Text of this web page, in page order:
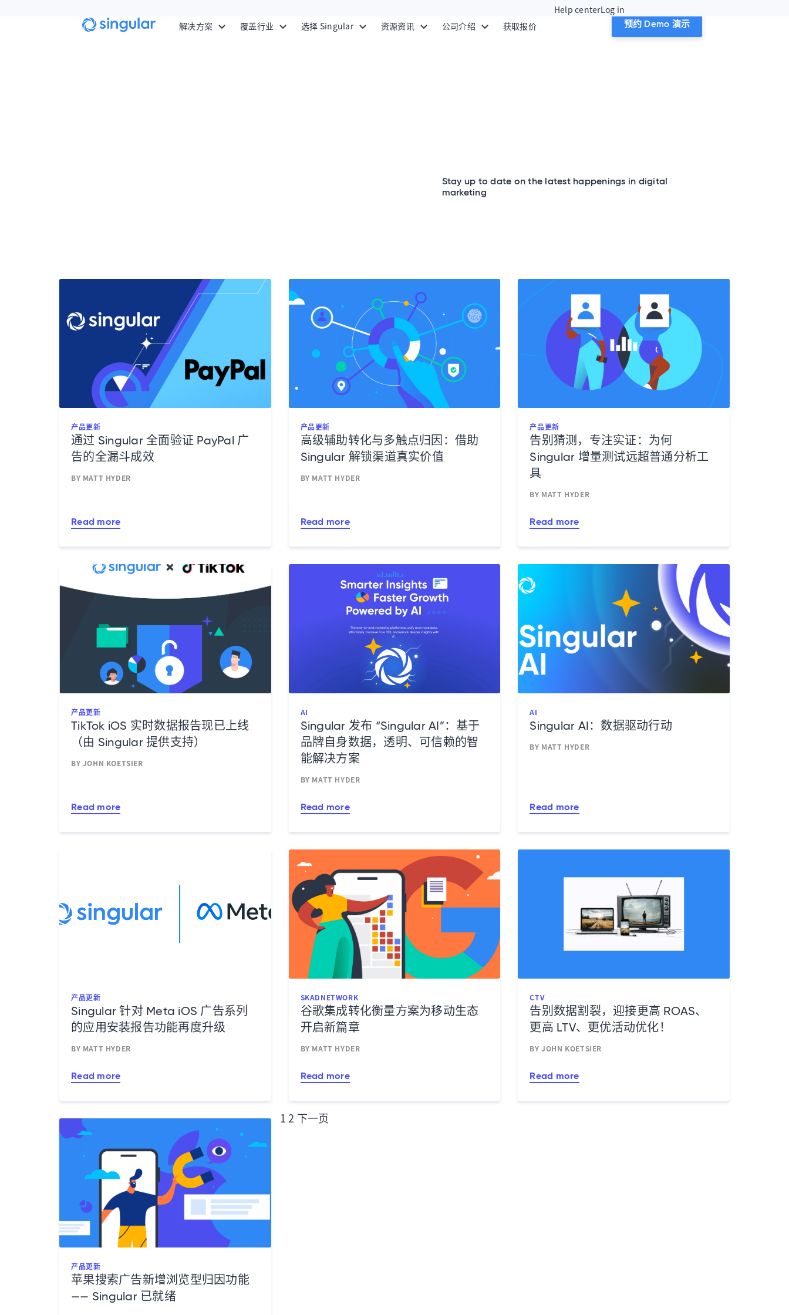
Help centerLog in
解决方案
覆盖行业 选择 Singular 资源资讯 公司介绍 获取报价 预约 Demo 演示
Stay up to date on the latest happenings in digital
marketing
产品更新
通过 Singular 全面验证 PayPal 广
告的全漏斗成效
BY MATT HYDER
Read more
产品更新
高级辅助转化与多触点归因：借助
Singular 解锁渠道真实价值
BY MATT HYDER
Read more
产品更新
告别猜测，专注实证：为何
Singular 增量测试远超普通分析工
具
BY MATT HYDER
Read more
产品更新
TikTok iOS 实时数据报告现已上线
（由 Singular 提供支持）
BY JOHN KOETSIER
Read more
AI
Singular 发布 “Singular AI”：基于
品牌自身数据，透明、可信赖的智
能解决方案
BY MATT HYDER
Read more
AI
Singular AI：数据驱动行动
BY MATT HYDER
Read more
产品更新
Singular 针对 Meta iOS 广告系列
的应用安装报告功能再度升级
BY MATT HYDER
Read more
SKADNETWORK
谷歌集成转化衡量方案为移动生态
开启新篇章
BY MATT HYDER
Read more
CTV
告别数据割裂，迎接更高 ROAS、
更高 LTV、更优活动优化！
BY JOHN KOETSIER
Read more
产品更新
苹果搜索广告新增浏览型归因功能
—— Singular 已就绪
文
1 2 下一页